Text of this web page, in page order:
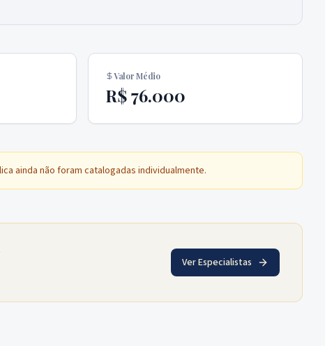
Valor Médio
R$ 76.000
ainda não foram catalogadas individualmente.
Ver Especialistas